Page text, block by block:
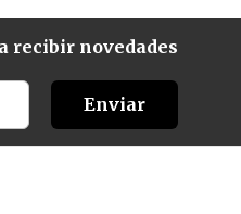
recibir novedades
Enviar